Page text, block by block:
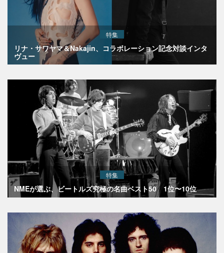
特集
リナ・サワヤマ＆Nakajin、コラボレーション記念対談インタ
ヴュー
特集
NMEが選ぶ、ビートルズ究極の名曲ベスト50 1位〜10位